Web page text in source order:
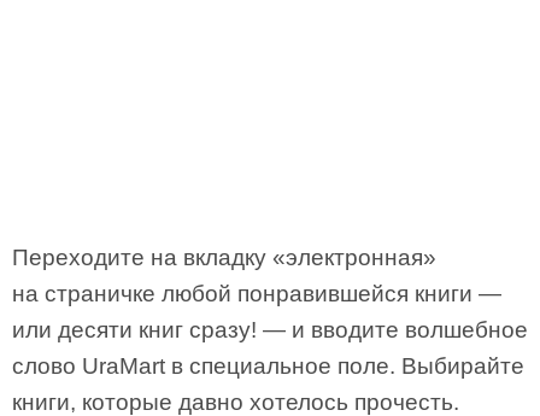
Переходите на вкладку «электронная»
на страничке любой понравившейся книги —
или десяти книг сразу! — и вводите волшебное
слово UraMart в специальное поле. Выбирайте
книги, которые давно хотелось прочесть.